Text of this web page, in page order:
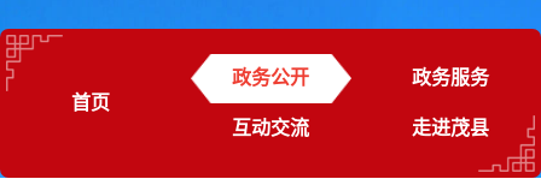
首页
政务公开 政务服务
互动交流 走进茂县